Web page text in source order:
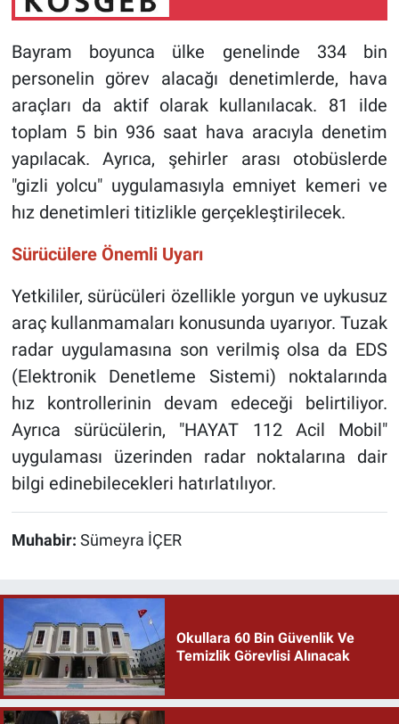
Bayram boyunca ülke genelinde 334 bin
personelin görev alacağı denetimlerde, hava
araçları da aktif olarak kullanılacak. 81 ilde
toplam 5 bin 936 saat hava aracıyla denetim
yapılacak. Ayrıca, şehirler arası otobüslerde
"gizli yolcu" uygulamasıyla emniyet kemeri ve
hız denetimleri titizlikle gerçekleştirilecek.
Sürücülere Önemli Uyarı
Yetkililer, sürücüleri özellikle yorgun ve uykusuz
araç kullanmamaları konusunda uyarıyor. Tuzak
radar uygulamasına son verilmiş olsa da EDS
(Elektronik Denetleme Sistemi) noktalarında
hız kontrollerinin devam edeceği belirtiliyor.
Ayrıca sürücülerin, "HAYAT 112 Acil Mobil"
uygulaması üzerinden radar noktalarına dair
bilgi edinebilecekleri hatırlatılıyor.
Muhabir: Sümeyra İÇER
Okullara 60 Bin Güvenlik Ve
Temizlik Görevlisi Alınacak